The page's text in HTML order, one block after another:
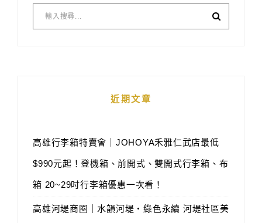
近期文章
高雄行李箱特賣會｜JOHOYA禾雅仁武店最低
$990元起！登機箱、前開式、雙開式行李箱、布
箱 20~29吋行李箱優惠一次看！
高雄河堤商圈｜水韻河堤‧綠色永續 河堤社區美